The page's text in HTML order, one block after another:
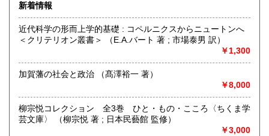
185円 185円
185円
宮崎県 185円 鹿児島県
沖縄県 185円
沿線名：地下鉄東西線・副都心線
最寄駅：早稲田駅、西早稲田駅
営業時間：月,水,金,土曜日 12時-19時 / 日曜・祝日 12時-18時
定休日：火曜日・木曜日 // 2026年 8月4日〜8日 休み
書籍の買取について
店頭・出張買取り致します。ご相談下さい。
取り扱い分野
新着情報
近代科学の形而上学的基礎 : コペルニクスからニュートンへ
＜クリテリオン叢書＞ （E.A.バート 著 ; 市場泰男 訳）
￥1,300
加賀藩の社会と政治 （髙澤裕一 著）
￥8,000
柳宗悦コレクション 全3巻 ひと・もの・こころ〈ちくま学
芸文庫〉 （柳宗悦 著 ; 日本民藝館 監修）
￥3,000